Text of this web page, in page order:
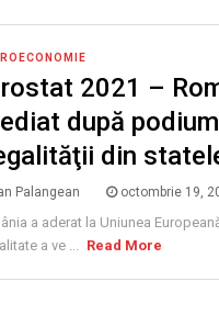
2021 –
după
din
Palangean octombrie 19,
a aderat la Uniunea
a ve ...
Read More